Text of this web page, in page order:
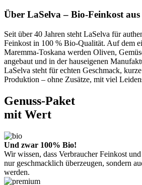
Über LaSelva – Bio-Feinkost
Seit über 40 Jahren steht LaSelva für
Feinkost in 100 % Bio-Qualität. Auf dem
Maremma-Toskana werden Oliven,
angebaut und in der hauseigenen
LaSelva steht für echten Geschmack,
Produktion – ohne Zusätze, mit viel
Genuss-Paket
mit Wert
Und zwar 100% Bio!
Wir wissen, dass Verbraucher Feinkost
nur geschmacklich überzeugen, sondern
werden.